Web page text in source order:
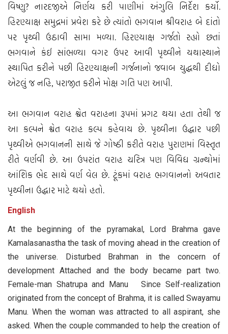
વિષ્ણુ? નારદજીએ નિર્ણય કરી પાણીમાં અંગુલિ નિર્દેશ કર્યો.
હિરણ્યાક્ષ સમુદ્રમાં પ્રવેશ કરે છે ત્યાંતો ભગવાન શ્રીવરાહ બે દાંતો
પર પૃથ્વી ઉઠાવી સામા મળ્યા. હિરણ્યાક્ષ ગર્જતો રહ્યો છતાં
ભગવાને કંઈ સાંભળ્યા વગર ઉપર આવી પૃથ્વીને યથાસ્થાને
સ્થાપિત કરીને પછી હિરણ્યાક્ષની ગર્જનાનો જવાબ યુદ્ધથી દીધો
એટલું જ નહિ, પરાજીત કરીને મોક્ષ ગતિ પણ આપી.
આ ભગવાન વરાહ શ્વેત વરાહના રૂપમાં પ્રગટ થયા હતા તેથી જ
આ કલ્પને શ્વેત વરાહ કલ્પ કહેવાય છે. પૃથ્વીના ઉદ્ધાર પછી
પૃથ્વીએ ભગવાનની સાથે જે ગોષ્ઠી કરીતે વરાહ પુરાણમાં વિસ્તૃત
રીતે વર્ણવી છે. આ ઉપરાંત વરાહ ચરિત્ર પણ વિવિધ ગ્રન્થોમાં
આંશિક ભેદ સાથે વર્ણ વેલ છે. ટૂંકમાં વરાહ ભગવાનનો અવતાર
પૃથ્વીના ઉદ્ધાર માટે થયો હતો.
English
At the beginning of the pyramakal, Lord Brahma gave
Kamalasanastha the task of moving ahead in the creation of
the universe. Disturbed Brahman in the concern of
development Attached and the body became part two.
Female-man Shatrupa and Manu Since Self-realization
originated from the concept of Brahma, it is called Swayamu
Manu. When the woman was attracted to all aspirant, she
asked. When the couple commanded to help the creation of